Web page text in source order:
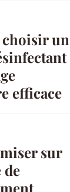
un
efficace
sur
de